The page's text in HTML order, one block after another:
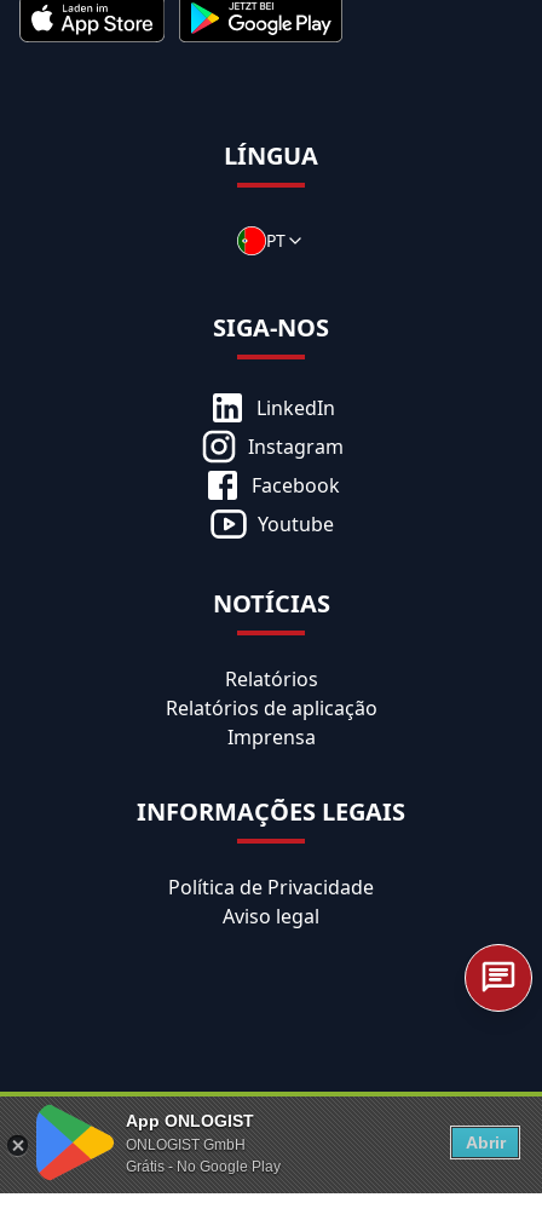
App ONLOGIST
ONLOGIST GmbH
Grátis - No Google Play
Abrir
LÍNGUA
PT
SIGA-NOS
LinkedIn
Instagram
Facebook
Youtube
NOTÍCIAS
Relatórios
Relatórios de aplicação
Imprensa
INFORMAÇÕES LEGAIS
Política de Privacidade
Aviso legal
© 2026 ONLOGIST GmbH